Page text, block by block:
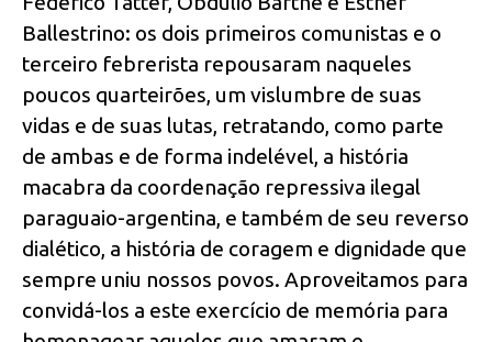
Ballestrino: os dois primeiros comunistas e o
terceiro febrerista repousaram naqueles
poucos quarteirões, um vislumbre de suas
vidas e de suas lutas, retratando, como parte
de ambas e de forma indelével, a história
macabra da coordenação repressiva ilegal
paraguaio-argentina, e também de seu reverso
dialético, a história de coragem e dignidade que
sempre uniu nossos povos. Aproveitamos para
convidá-los a este exercício de memória para